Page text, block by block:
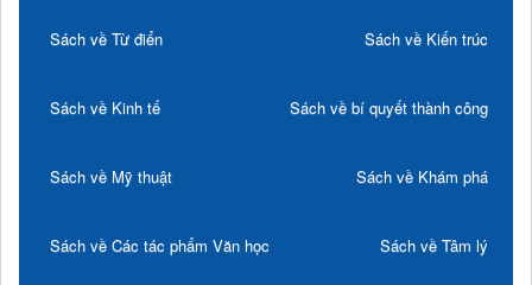
Sách về Từ điển Sách về Kiến trúc
Sách về Kinh tế Sách về bí quyết thành công
Sách về Mỹ thuật Sách về Khám phá
Sách về Các tác phẩm Văn học Sách về Tâm lý